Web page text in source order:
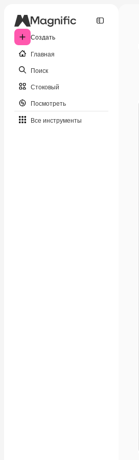
Создать
Главная
Поиск
Стоковый
Посмотреть
Все инструменты